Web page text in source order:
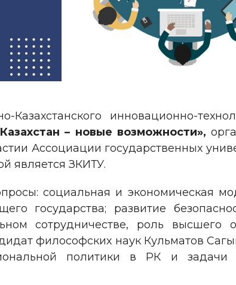
инновационно-
– новые возможности»,
Ассоциации государственных
является ЗКИТУ.
социальная и экономическая
государства; развитие
сотрудничестве, роль
философских наук Кульматов
политики в РК и задачи